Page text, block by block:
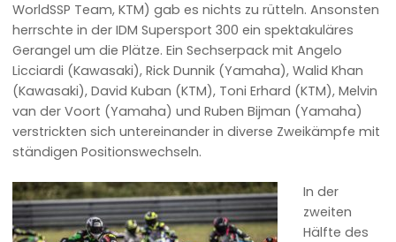
WorldSSP Team, KTM) gab es nichts zu rütteln. Ansonsten
herrschte in der IDM Supersport 300 ein spektakuläres
Gerangel um die Plätze. Ein Sechserpack mit Angelo
Licciardi (Kawasaki), Rick Dunnik (Yamaha), Walid Khan
(Kawasaki), David Kuban (KTM), Toni Erhard (KTM), Melvin
van der Voort (Yamaha) und Ruben Bijman (Yamaha)
verstrickten sich untereinander in diverse Zweikämpfe mit
ständigen Positionswechseln.
In der
zweiten
Hälfte des